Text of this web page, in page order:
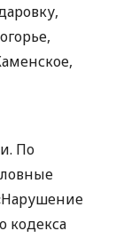
По
кодекса